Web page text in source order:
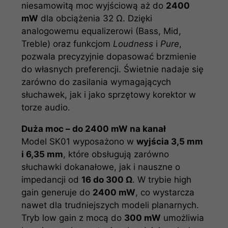
niesamowitą moc wyjściową aż do 2400
mW dla obciążenia 32 Ω. Dzięki
analogowemu equalizerowi (Bass, Mid,
Treble) oraz funkcjom Loudness i Pure,
pozwala precyzyjnie dopasować brzmienie
do własnych preferencji. Świetnie nadaje się
zarówno do zasilania wymagających
słuchawek, jak i jako sprzętowy korektor w
torze audio.
Duża moc – do 2400 mW na kanał
Model SK01 wyposażono wwyjścia 3,5 mm
i 6,35 mm, które obsługują zarówno
słuchawki dokanałowe, jak i nauszne o
impedancji od 16 do 300 Ω. W trybie high
gain generuje do 2400 mW, co wystarcza
nawet dla trudniejszych modeli planarnych.
Tryb low gain z mocą do 300 mW umożliwia